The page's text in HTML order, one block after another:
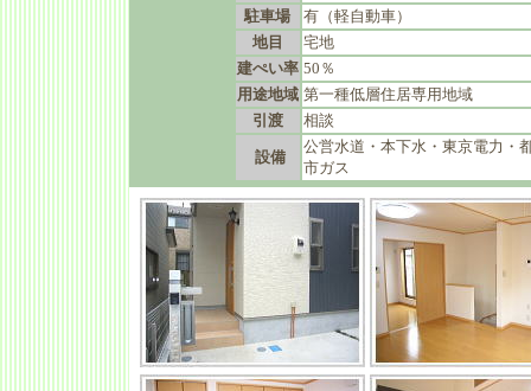
駐車場
有（軽自動車）
地目
宅地
建ぺい率 50％
用途地域 第一種低層住居専用地域
引渡
相談
設備
公営水道・本下水・東京電力・
市ガス